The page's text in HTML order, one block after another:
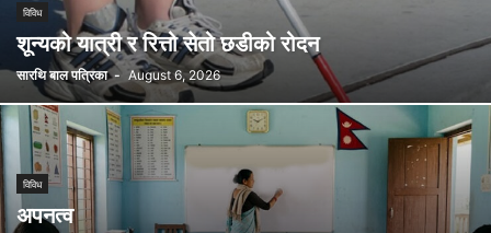
विविध
शून्यको यात्री र रित्तो सेतो छडीको रोदन
सारथि बाल पत्रिका - August 6, 2026
विविध
अपनत्व